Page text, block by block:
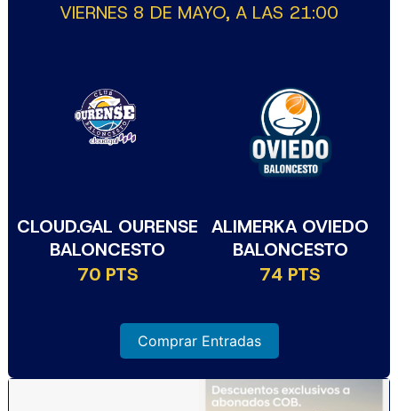
VIERNES 8 DE MAYO, A LAS 21:00
CLOUD.GAL OURENSE
BALONCESTO
70 PTS
ALIMERKA OVIEDO
BALONCESTO
74 PTS
Comprar Entradas